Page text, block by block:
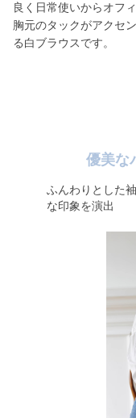
良く日常使いからオフ
胸元のタックがアクセ
る白ブラウスです。
優美な
ふんわりとした
な印象を演出